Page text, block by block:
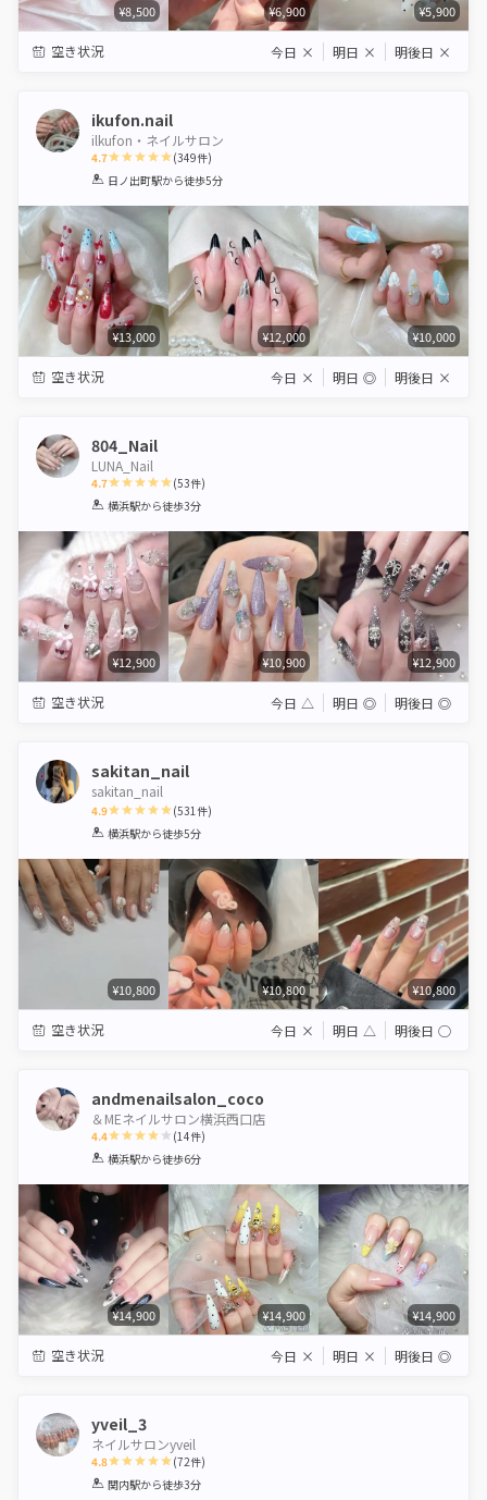
¥8,500 ¥6,900 ¥5,900
空き状況 今日 × 明日 × 明後日 ×
ikufon.nail
ilkufon・ネイルサロン
4.7
1 2 3 4 5
(349件)
日ノ出町駅から徒歩5分
¥13,000 ¥12,000 ¥10,000
空き状況 今日 × 明日 ◎ 明後日 ×
804_Nail
LUNA_Nail
4.7
1 2 3 4 5
(53件)
横浜駅から徒歩3分
¥12,900 ¥10,900 ¥12,900
空き状況 今日 △ 明日 ◎ 明後日 ◎
sakitan_nail
sakitan_nailㅤ
4.9
1 2 3 4 5
(531件)
横浜駅から徒歩5分
¥10,800 ¥10,800 ¥10,800
空き状況 今日 × 明日 △ 明後日 ◯
andmenailsalon_coco
＆MEネイルサロン横浜西口店
4.4
1 2 3 4 5
(14件)
横浜駅から徒歩6分
¥14,900 ¥14,900 ¥14,900
空き状況 今日 × 明日 × 明後日 ◎
yveil_3
ネイルサロンyveil
4.8
1 2 3 4 5
(72件)
関内駅から徒歩3分